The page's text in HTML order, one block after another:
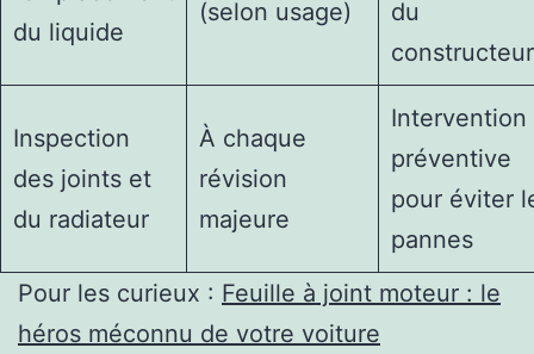
du liquide
(selon usage)
du
constructeur
Inspection
des joints et
du radiateur
À chaque
révision
majeure
Intervention
préventive
pour éviter
pannes
Pour les curieux : Feuille à joint moteur : le
héros méconnu de votre voiture